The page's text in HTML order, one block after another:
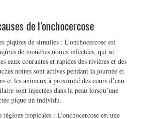
de l’onchocercose
piqûres de simulies : L’onchocercose est
de mouches noires infectées, qui se
eaux courantes et rapides des rivières et des
noires sont actives pendant la journée et
et les animaux à proximité des cours d’eau.
sont injectées dans la peau lorsqu’une
pique un individu.
régions tropicales : L’onchocercose est une